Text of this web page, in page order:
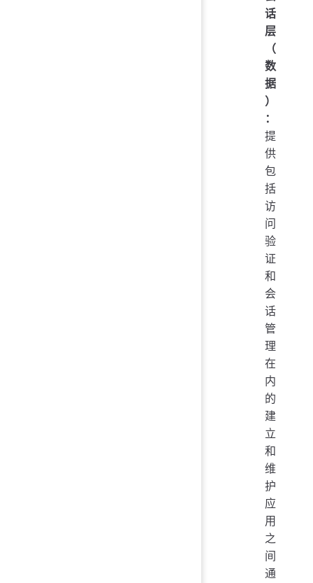
话
层
（
数
据
）
：
提
供
包
括
访
问
验
证
和
会
话
管
理
在
内
的
建
立
和
维
护
应
用
之
间
通